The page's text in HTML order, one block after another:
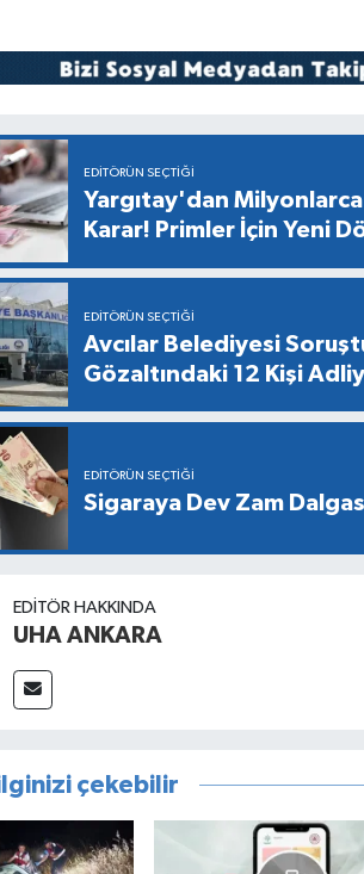
EDITÖRÜN SEÇTIĞI
Yargıtay'dan Milyonlarca
Karar! Primler İçin Yeni
EDITÖRÜN SEÇTIĞI
Avcılar Belediyesi
Gözaltındaki 12 Kişi
EDITÖRÜN SEÇTIĞI
Sigaraya Dev Zam
EDITÖR HAKKINDA
UHA ANKARA
çekebilir